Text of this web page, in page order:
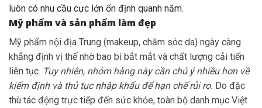
luôn có nhu cầu cực lớn ổn định quanh năm.
Mỹ phẩm và sản phẩm làm đẹp
Mỹ phẩm nội địa Trung (makeup, chăm sóc da) ngày càng
khẳng định vị thế nhờ bao bì bắt mắt và chất lượng cải tiến
liên tục. Tuy nhiên, nhóm hàng này cần chú ý nhiều hơn về
kiểm định và thủ tục nhập khẩu để hạn chế rủi ro. Do đặc
thù tác động trực tiếp đến sức khỏe, toàn bộ danh mục Việt